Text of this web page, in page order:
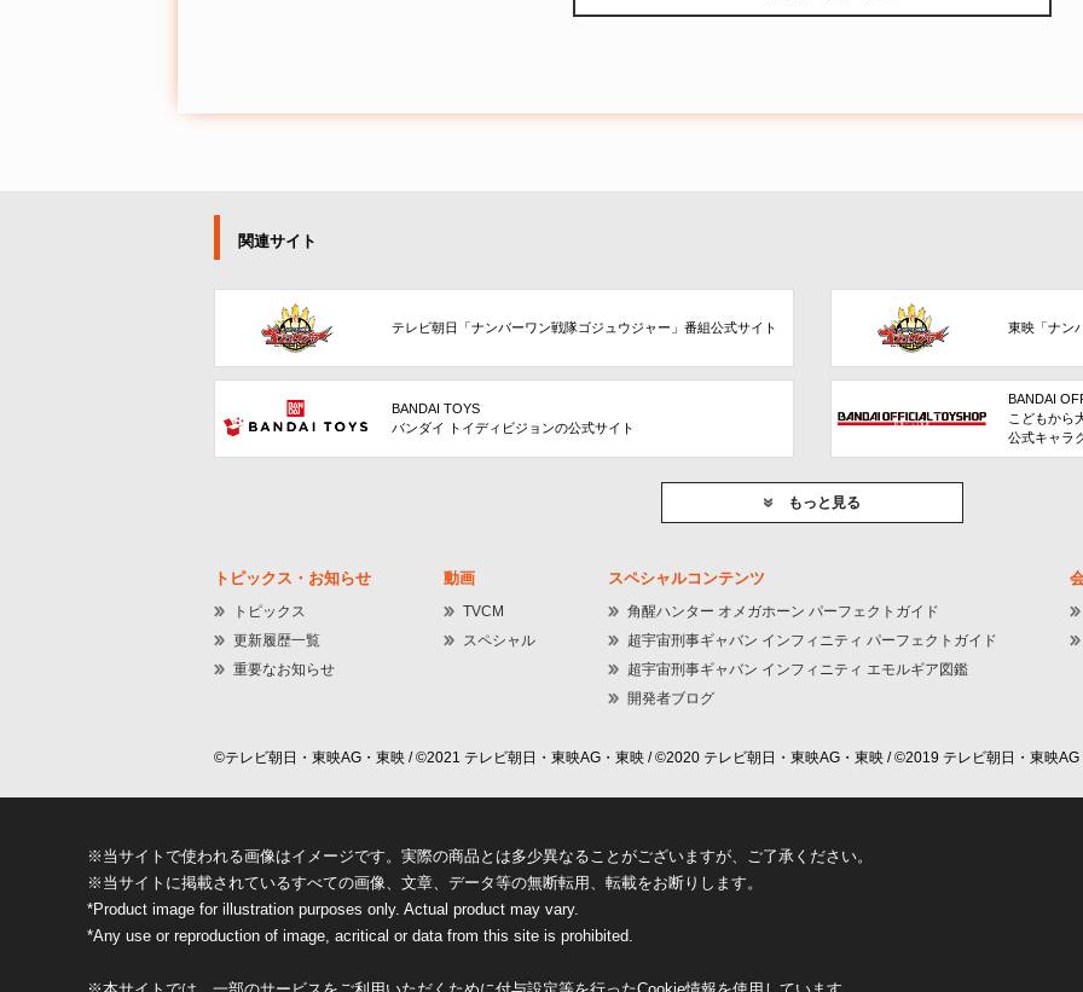
関連サイト
テレビ朝日「ナンバーワン戦隊ゴジュウジャー」番組公式サイト 東映「ナン
BANDAI TOYS
バンダイ トイディビジョンの公式サイト
BANDAI
こどもから
公式キャラ
もっと見る
トピックス・お知らせ
トピックス
更新履歴一覧
重要なお知らせ
動画
TVCM
スペシャル
スペシャルコンテンツ
角醒ハンター オメガホーン パーフェクトガイド
超宇宙刑事ギャバン インフィニティ パーフェクトガイド
超宇宙刑事ギャバン インフィニティ エモルギア図鑑
開発者ブログ
©テレビ朝日・東映AG・東映 / ©2021 テレビ朝日・東映AG・東映 / ©2020 テレビ朝日・東映AG・東映 / ©2019 テレビ朝日・東映
※当サイトで使われる画像はイメージです。実際の商品とは多少異なることがございますが、ご了承ください。
※当サイトに掲載されているすべての画像、文章、データ等の無断転用、転載をお断りします。
*Product image for illustration purposes only. Actual product may vary.
*Any use or reproduction of image, acritical or data from this site is prohibited.